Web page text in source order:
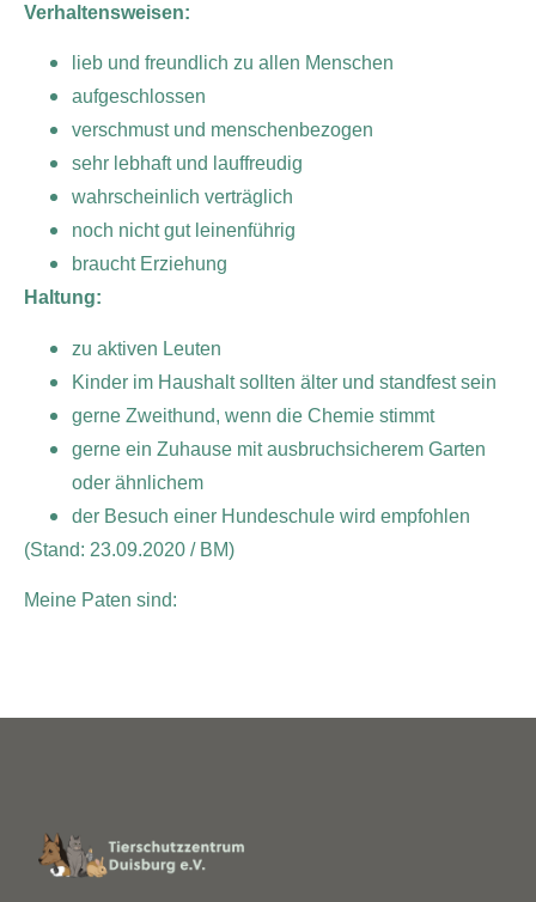
Verhaltensweisen:
lieb und freundlich zu allen Menschen
aufgeschlossen
verschmust und menschenbezogen
sehr lebhaft und lauffreudig
wahrscheinlich verträglich
noch nicht gut leinenführig
braucht Erziehung
Haltung:
zu aktiven Leuten
Kinder im Haushalt sollten älter und standfest sein
gerne Zweithund, wenn die Chemie stimmt
gerne ein Zuhause mit ausbruchsicherem Garten
oder ähnlichem
der Besuch einer Hundeschule wird empfohlen
(Stand: 23.09.2020 / BM)
Meine Paten sind: